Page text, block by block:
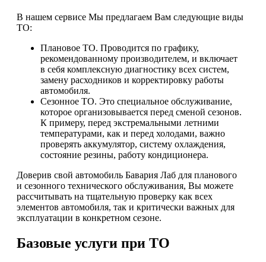
В нашем сервисе Мы предлагаем Вам следующие виды
ТО:
Плановое ТО. Проводится по графику,
рекомендованному производителем, и включает
в себя комплексную диагностику всех систем,
замену расходников и корректировку работы
автомобиля.
Сезонное ТО. Это специальное обслуживание,
которое организовывается перед сменой сезонов.
К примеру, перед экстремальными летними
температурами, как и перед холодами, важно
проверять аккумулятор, систему охлаждения,
состояние резины, работу кондиционера.
Доверив свой автомобиль Бавария Лаб для планового
и сезонного технического обслуживания, Вы можете
рассчитывать на тщательную проверку как всех
элементов автомобиля, так и критически важных для
эксплуатации в конкретном сезоне.
Базовые услуги при ТО